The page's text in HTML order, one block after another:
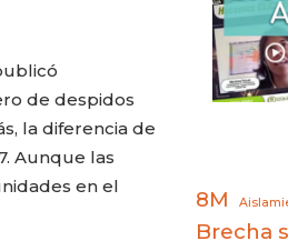
de despidos
la diferencia de
Aunque las
en el
8M
Brecha